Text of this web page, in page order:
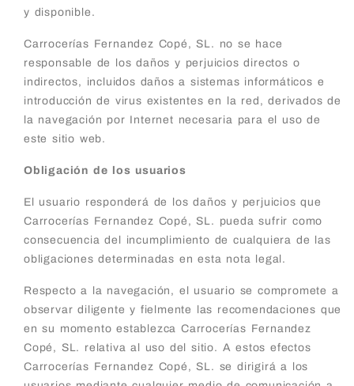
y disponible.
Carrocerías Fernandez Copé, SL. no se hace
responsable de los daños y perjuicios directos o
indirectos, incluidos daños a sistemas informáticos e
introducción de virus existentes en la red, derivados de
la navegación por Internet necesaria para el uso de
este sitio web.
Obligación de los usuarios
El usuario responderá de los daños y perjuicios que
Carrocerías Fernandez Copé, SL. pueda sufrir como
consecuencia del incumplimiento de cualquiera de las
obligaciones determinadas en esta nota legal.
Respecto a la navegación, el usuario se compromete a
observar diligente y fielmente las recomendaciones que
en su momento establezca Carrocerías Fernandez
Copé, SL. relativa al uso del sitio. A estos efectos
Carrocerías Fernandez Copé, SL. se dirigirá a los